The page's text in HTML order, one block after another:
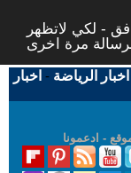
- لكي لاتظهر
اخبار الرياضة - اخبار
- ادعمونا